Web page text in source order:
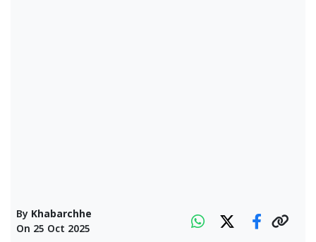
By Khabarchhe
On 25 Oct 2025